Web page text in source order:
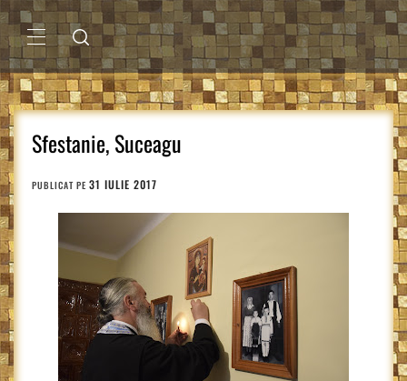
Sari
la
conținutMENIU
PRINCIPAL
Sfestanie, Suceagu
PUBLICAT PE 31 IULIE 2017